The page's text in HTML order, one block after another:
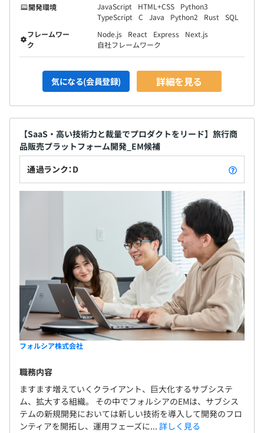
開発環境
JavaScript HTML+CSS
Python3
TypeScript
C Java Python2 Rust
SQL
フレームワー
ク
Node.js React Express
Next.js
自社フレームワーク
気になる(会員登録) 詳細を見る
【SaaS・高い技術力と裁量でプロダクトをリード】旅行商
品販売プラットフォーム開発_EM候補
通過ランク：D
フォルシア株式会社
職務内容
ますます増えていくクライアント、巨大化するサブシステ
ム、拡大する組織。 その中でフォルシアのEMは、サブシス
テムの新規開発においては新しい技術を導入して開発のフロ
ンティアを開拓し、運用フェーズに... 詳しく見る